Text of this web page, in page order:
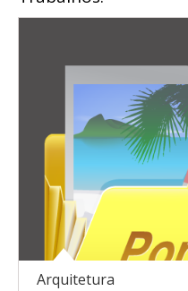
Arquitetura